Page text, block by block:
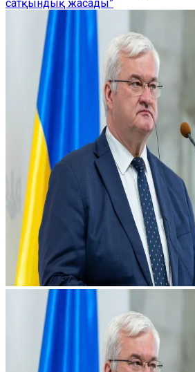
сатқындық жасады”